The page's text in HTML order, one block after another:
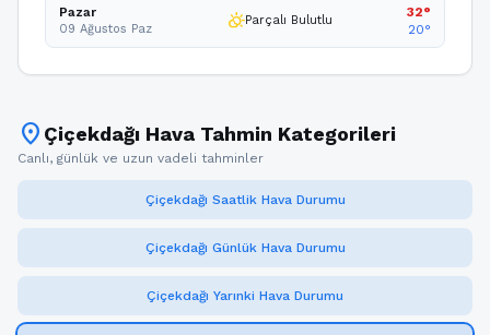
Pazar
09 Ağustos Paz partly_cloudy_dayParçalı Bulutlu
32°
20°
location_on Çiçekdağı Hava Tahmin Kategorileri
Canlı, günlük ve uzun vadeli tahminler
Çiçekdağı Saatlik Hava Durumu
Çiçekdağı Günlük Hava Durumu
Çiçekdağı Yarınki Hava Durumu